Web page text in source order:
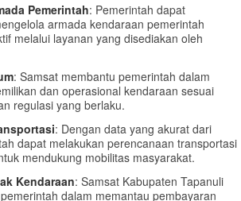
Pemerintah: Pemerintah dapat
armada kendaraan pemerintah
melalui layanan yang disediakan oleh
: Samsat membantu pemerintah dalam
dan operasional kendaraan sesuai
regulasi yang berlaku.
: Dengan data yang akurat dari
dapat melakukan perencanaan transportasi
mendukung mobilitas masyarakat.
Kendaraan: Samsat Kabupaten Tapanuli
dalam memantau pembayaran